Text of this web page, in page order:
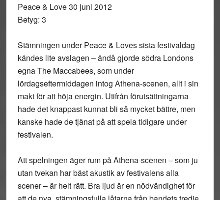
Peace & Love 30 juni 2012
Betyg: 3
Stämningen under Peace & Loves sista festivaldag
kändes lite avslagen – ändå gjorde södra Londons
egna The Maccabees, som under
lördagseftermiddagen intog Athena-scenen, allt i sin
makt för att höja energin. Utifrån förutsättningarna
hade det knappast kunnat bli så mycket bättre, men
kanske hade de tjänat på att spela tidigare under
festivalen.
Att spelningen äger rum på Athena-scenen – som ju
utan tvekan har bäst akustik av festivalens alla
scener – är helt rätt. Bra ljud är en nödvändighet för